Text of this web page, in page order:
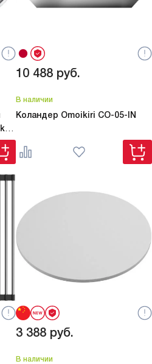
10 488 руб.
В наличии
Коландер Omoikiri CO-05-IN
3 388 руб.
В наличии